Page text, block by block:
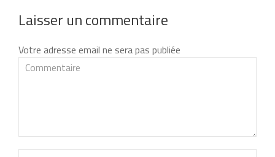
Laisser un commentaire
Votre adresse email ne sera pas publiée